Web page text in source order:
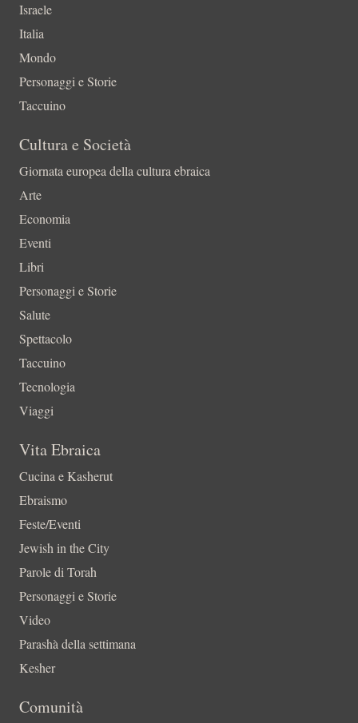
Israele
Italia
Mondo
Personaggi e Storie
Taccuino
Cultura e Società
Giornata europea della cultura ebraica
Arte
Economia
Eventi
Libri
Personaggi e Storie
Salute
Spettacolo
Taccuino
Tecnologia
Viaggi
Vita Ebraica
Cucina e Kasherut
Ebraismo
Feste/Eventi
Jewish in the City
Parole di Torah
Personaggi e Storie
Video
Parashà della settimana
Kesher
Comunità